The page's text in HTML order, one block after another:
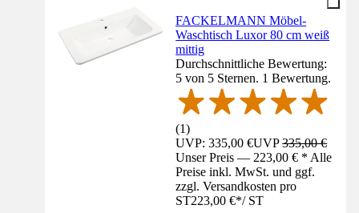
FACKELMANN Möbel-
Waschtisch Luxor 80 cm weiß
mittig
Durchschnittliche Bewertung:
5 von 5 Sternen. 1 Bewertung.
(1)
UVP: 335,00 €UVP335,00 €
Unser Preis — 223,00 € * Alle
Preise inkl. MwSt. und ggf.
zzgl. Versandkosten pro
ST223,00 €*/ ST